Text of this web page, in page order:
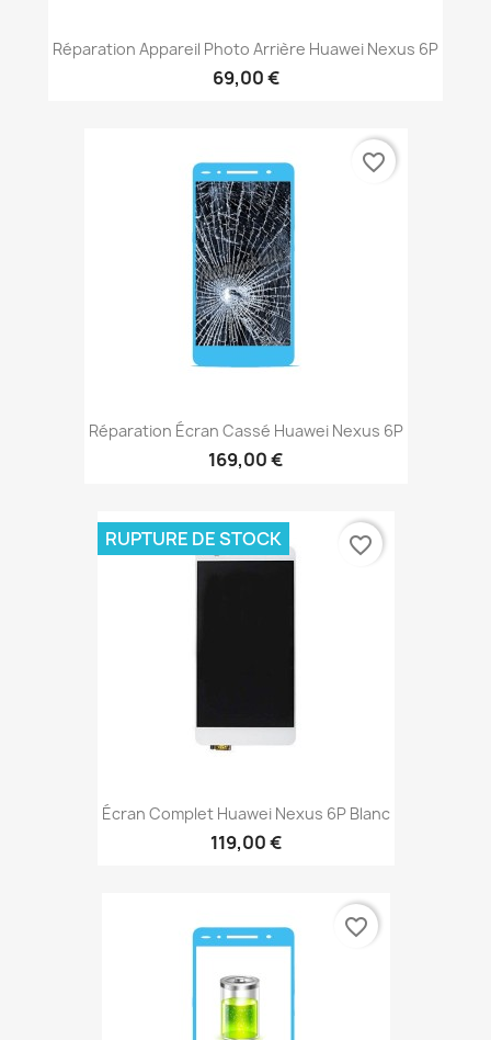
Réparation Appareil Photo Arrière Huawei Nexus 6P
69,00 €
Réparation Écran Cassé Huawei Nexus 6P
169,00 €
favorite_border
Écran Complet Huawei Nexus 6P Blanc
119,00 €
RUPTURE DE STOCK favorite_border
favorite_border